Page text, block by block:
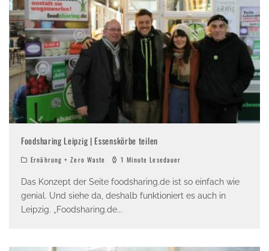
Foodsharing Leipzig | Essenskörbe teilen
Ernährung + Zero Waste 1 Minute Lesedauer
Das Konzept der Seite foodsharing.de ist so einfach wie
genial. Und siehe da, deshalb funktioniert es auch in
Leipzig. „Foodsharing.de...